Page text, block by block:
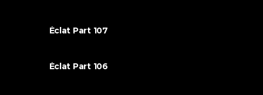
Éclat Part 107
Éclat Part 106